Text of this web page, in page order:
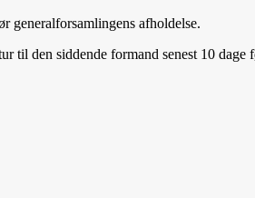
generalforsamlingens afholdelse.
til den siddende formand senest 10 dage